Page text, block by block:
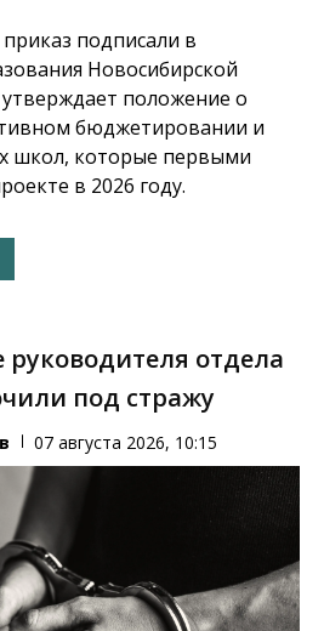
подписали в
Новосибирской
положение о
бюджетировании и
школ, которые первыми
в 2026 году.
руководителя отдела
под стражу
07 августа 2026, 10:15